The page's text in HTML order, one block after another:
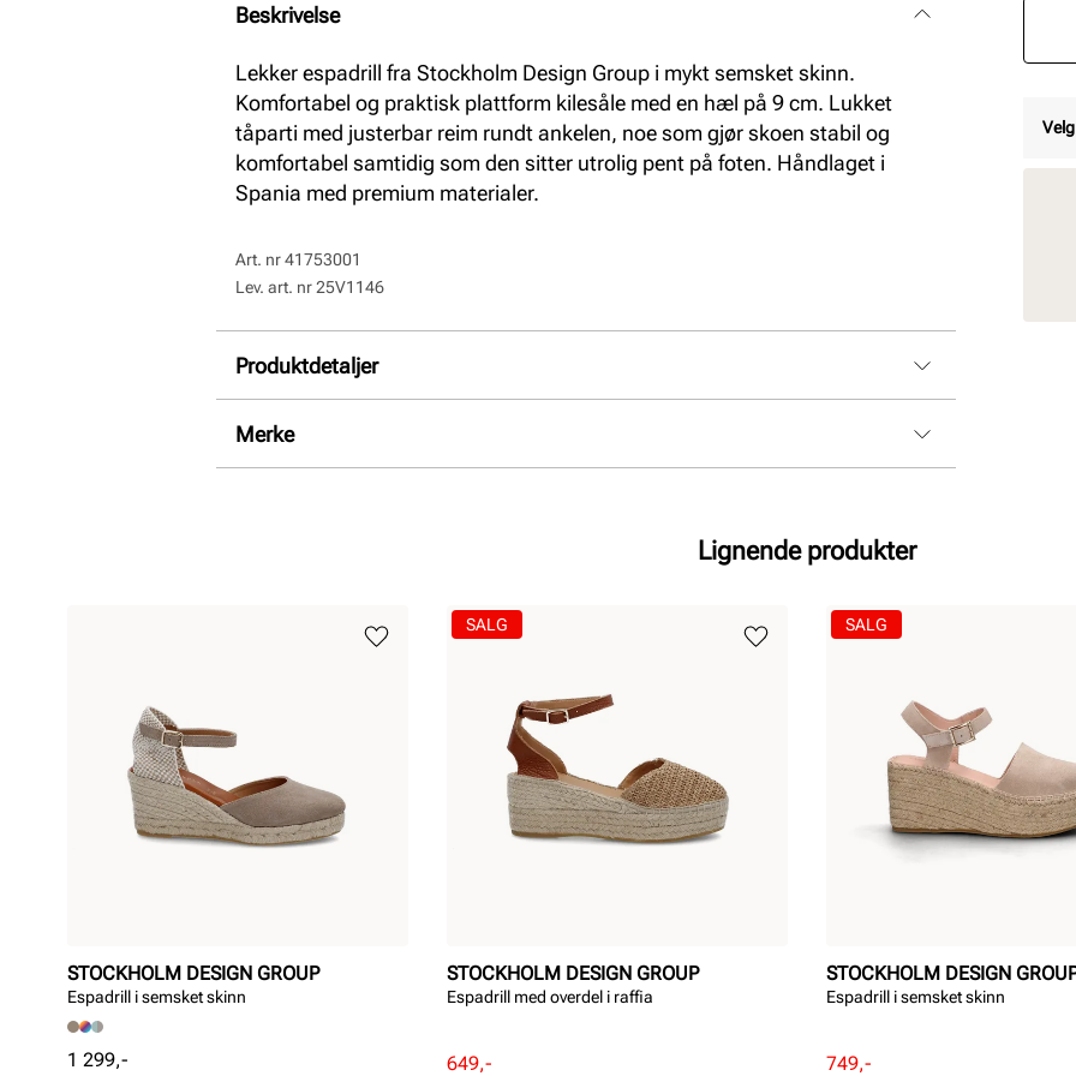
Beskrivelse
Lekker espadrill fra Stockholm Design Group i mykt semsket skinn.
Komfortabel og praktisk plattform kilesåle med en hæl på 9 cm. Lukket
tåparti med justerbar reim rundt ankelen, noe som gjør skoen stabil og
komfortabel samtidig som den sitter utrolig pent på foten. Håndlaget i
Spania med premium materialer.
Art. nr41753001
Lev. art. nr25V1146
Produktdetaljer
Overdel:
Merke
Lignende produkter
STOCKHOLM DESIGN GROUP
Espadrill i semsket skinn
Pris
1 299,-
STOCKHOLM DESIGN GROUP
Espadrill med overdel i raffia
Rabattert
649,-
Ordinær
SALG
STOCKHOLM DESIGN
Espadrill i semsket skinn
Rabattert
749,-
Ordinær
SALG